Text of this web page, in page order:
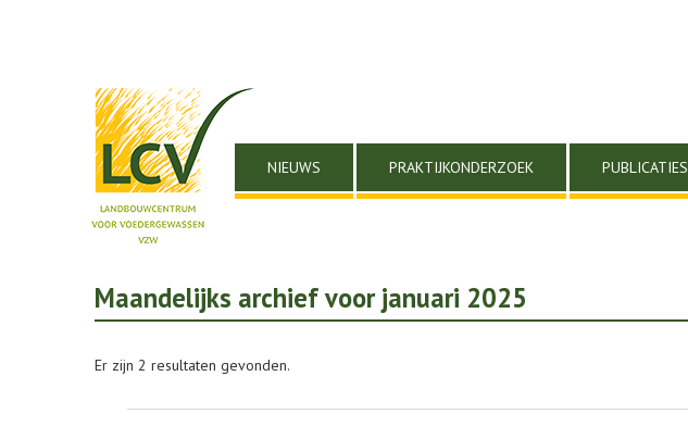
NIEUWS PRAKTIJKONDERZOEK PUBLICATIES
Maandelijks archief voor januari 2025
Er zijn 2 resultaten gevonden.